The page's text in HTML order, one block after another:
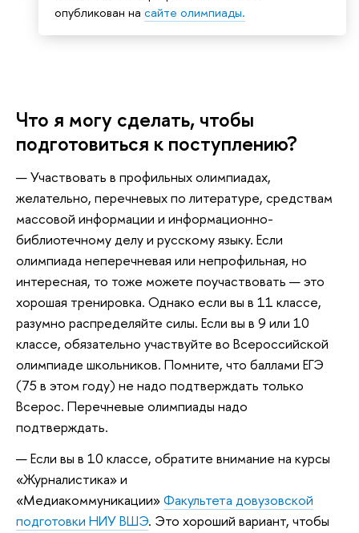
опубликован на сайте олимпиады.
Что я могу сделать, чтобы
подготовиться к поступлению?
Участвовать в профильных олимпиадах,
желательно, перечневых по литературе, средствам
массовой информации и информационно-
библиотечному делу и русскому языку. Если
олимпиада неперечневая или непрофильная, но
интересная, то тоже можете поучаствовать — это
хорошая тренировка. Однако если вы в 11 классе,
разумно распределяйте силы. Если вы в 9 или 10
классе, обязательно участвуйте во Всероссийской
олимпиаде школьников. Помните, что баллами ЕГЭ
(75 в этом году) не надо подтверждать только
Всерос. Перечневые олимпиады надо
подтверждать.
Если вы в 10 классе, обратите внимание на курсы
«Журналистика» и
«Медиакоммуникации»Факультета довузовской
подготовки НИУ ВШЭ. Это хороший вариант, чтобы